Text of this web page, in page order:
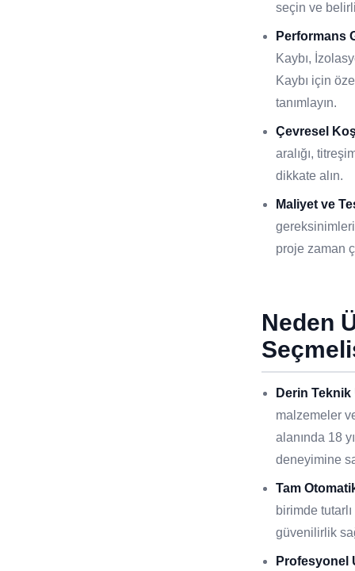
seçin ve
Performans
Kaybı,
Kaybı için
tanımlayın.
Çevresel
aralığı,
dikkate alın.
Maliyet ve
proje zaman
Neden
Derin Teknik
malzemeler
alanında 18
deneyimine
Tam
birimde
güvenilirlik
Profesyonel